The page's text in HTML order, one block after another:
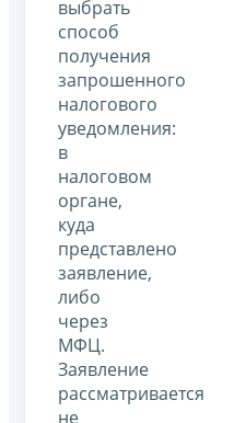
выбрать
способ
получения
запрошенного
налогового
уведомления:
в
налоговом
органе,
куда
представлено
заявление,
либо
через
МФЦ.
Заявление
рассматривается
не